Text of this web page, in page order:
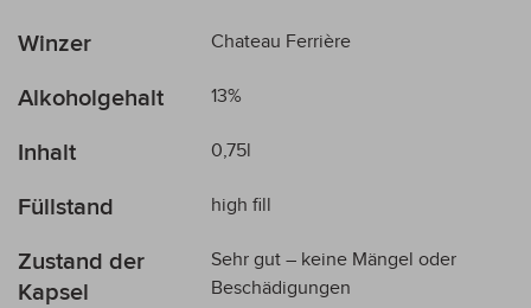
Mehr
Winzer Chateau Ferrière
Alkoholgehalt 13%
Inhalt 0,75l
Füllstand high fill
Zustand der
Kapsel
Sehr gut – keine Mängel oder
Beschädigungen